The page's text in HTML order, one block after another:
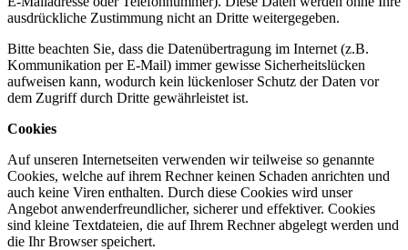
ausdrückliche Zustimmung nicht an Dritte weitergegeben.
Bitte beachten Sie, dass die Datenübertragung im Internet (z.B.
Kommunikation per E-Mail) immer gewisse Sicherheitslücken
aufweisen kann, wodurch kein lückenloser Schutz der Daten vor
dem Zugriff durch Dritte gewährleistet ist.
Cookies
Auf unseren Internetseiten verwenden wir teilweise so genannte
Cookies, welche auf ihrem Rechner keinen Schaden anrichten und
auch keine Viren enthalten. Durch diese Cookies wird unser
Angebot anwenderfreundlicher, sicherer und effektiver. Cookies
sind kleine Textdateien, die auf Ihrem Rechner abgelegt werden und
die Ihr Browser speichert.